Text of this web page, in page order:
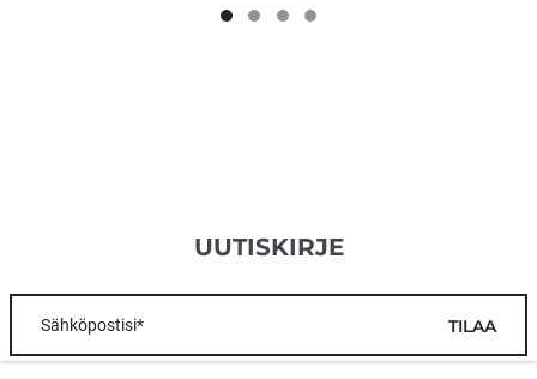
UUTISKIRJE
Sähköpostisi* TILAA